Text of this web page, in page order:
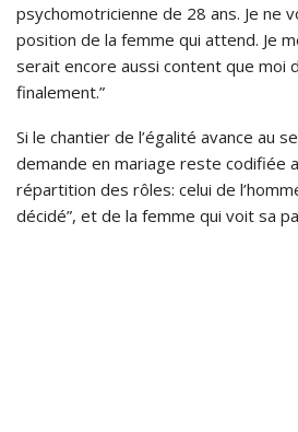
psychomotricienne de 28 ans. Je ne
position de la femme qui attend. Je
serait encore aussi content que moi
finalement.”
Si le chantier de l’égalité avance au
demande en mariage reste codifiée
répartition des rôles: celui de
décidé”, et de la femme qui voit sa